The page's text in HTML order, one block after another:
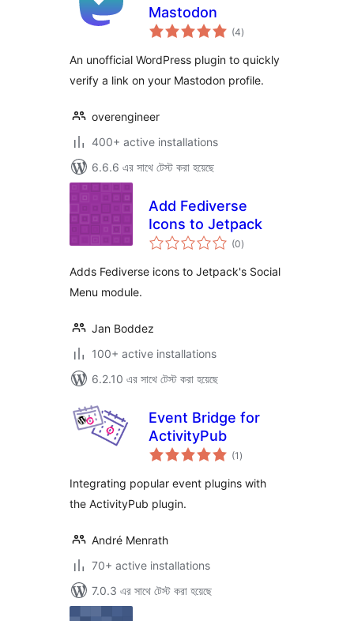
Mastodon
(4total
ratings
)
An unofficial WordPress plugin to quickly
verify a link on your Mastodon profile.
overengineer
400+ active installations
6.6.6 এর সাথে টেস্ট করা হয়েছে
Add Fediverse
Icons to Jetpack
(0total
ratings
)
Adds Fediverse icons to Jetpack's Social
Menu module.
Jan Boddez
100+ active installations
6.2.10 এর সাথে টেস্ট করা হয়েছে
Event Bridge for
ActivityPub
(1 total
ratings
)
Integrating popular event plugins with
the ActivityPub plugin.
André Menrath
70+ active installations
7.0.3 এর সাথে টেস্ট করা হয়েছে